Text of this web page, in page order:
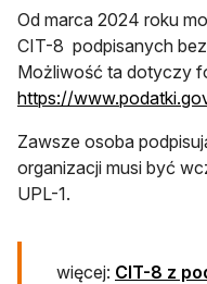
Od marca 2024 roku
CIT-8 podpisanych
Możliwość ta dotyczy
https://
Zawsze osoba
organizacji musi być
UPL-1.
więcej: CIT-8 z